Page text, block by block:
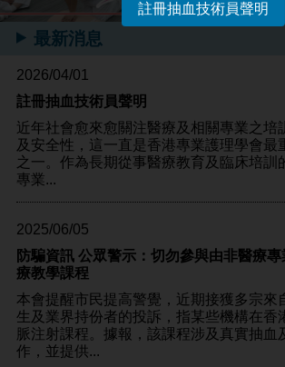
最新消息
2026/04/01
註冊抽血技術員聲明
近年社會愈來愈關注醫療及相關專業之培
及安全性，這一直是香港專業護理學會最
之一。作為長期從事醫療教育及臨床培訓
專業...
2025/06/05
防騙資訊 公眾警示：切勿參與由非醫療
療教學課程
本會提醒市民提高警覺，近期接獲多宗來
生及業界持份者的投訴，指某些機構在香
脈注射課程。據報，該課程涉及真實抽血
作，並提供...
註冊抽血技術員聲明